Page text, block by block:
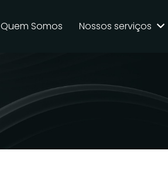
Quem Somos Nossos serviços